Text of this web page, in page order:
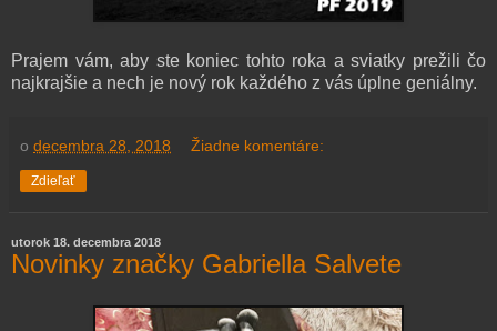
Prajem vám, aby ste koniec tohto roka a sviatky prežili čo
najkrajšie a nech je nový rok každého z vás úplne geniálny.
o decembra 28, 2018 Žiadne komentáre:
Zdieľať
utorok 18. decembra 2018
Novinky značky Gabriella Salvete